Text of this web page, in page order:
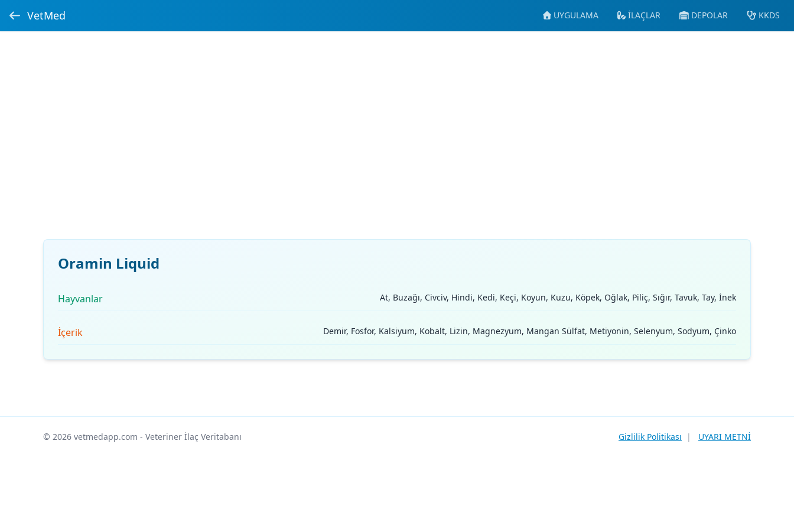
VetMed UYGULAMA İLAÇLAR DEPOLAR KKDS
Oramin Liquid
Hayvanlar At, Buzağı, Civciv, Hindi, Kedi, Keçi, Koyun, Kuzu, Köpek, Oğlak, Piliç, Sığır, Tavuk, Tay, İnek
İçerik Demir, Fosfor, Kalsiyum, Kobalt, Lizin, Magnezyum, Mangan Sülfat, Metiyonin, Selenyum, Sodyum, Çinko
© 2026 vetmedapp.com - Veteriner İlaç Veritabanı Gizlilik Politikası | UYARI METNİ